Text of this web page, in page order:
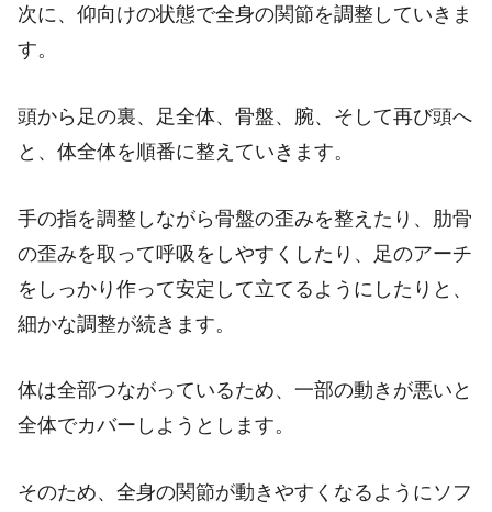
次に、仰向けの状態で全身の関節を調整していきま
す。
頭から足の裏、足全体、骨盤、腕、そして再び頭へ
と、体全体を順番に整えていきます。
手の指を調整しながら骨盤の歪みを整えたり、肋骨
の歪みを取って呼吸をしやすくしたり、足のアーチ
をしっかり作って安定して立てるようにしたりと、
細かな調整が続きます。
体は全部つながっているため、一部の動きが悪いと
全体でカバーしようとします。
そのため、全身の関節が動きやすくなるようにソフ